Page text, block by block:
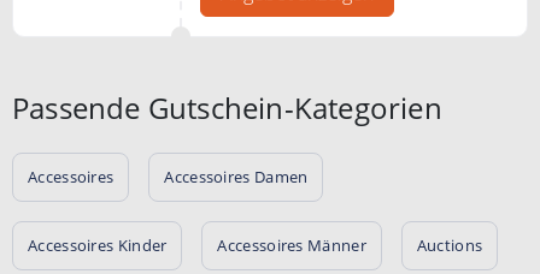
Passende Gutschein-Kategorien
Accessoires Accessoires Damen
Accessoires Kinder Accessoires Männer Auctions